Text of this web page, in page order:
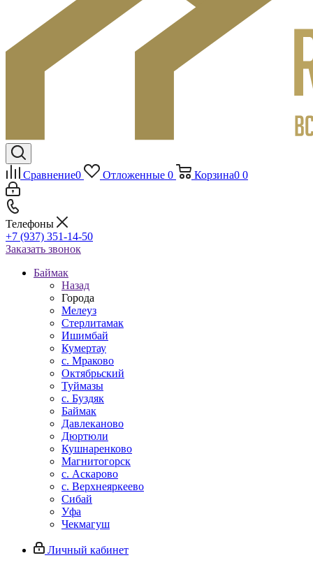
Сравнение0 Отложенные 0 Корзина0 0
Телефоны
+7 (937) 351-14-50
Заказать звонок
Баймак
Назад
Города
Мелеуз
Стерлитамак
Ишимбай
Кумертау
c. Мраково
Октябрьский
Туймазы
c. Буздяк
Баймак
Давлеканово
Дюртюли
Кушнаренково
Магнитогорск
с. Аскарово
с. Верхнеяркеево
Сибай
Уфа
Чекмагуш
Личный кабинет